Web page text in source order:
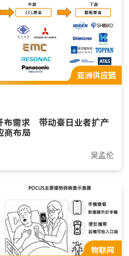
亚洲供应链
布需求 带动臺日业者扩产
商布局
吴孟伦
物联网